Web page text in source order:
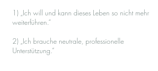
1) „Ich will und kann dieses Leben so nicht mehr
weiterführen.“
2) „Ich brauche neutrale, professionelle
Unterstützung.“